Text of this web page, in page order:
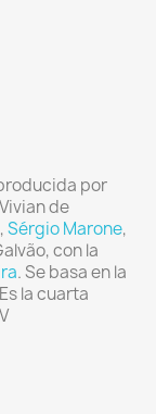
por
de
,Sérgio Marone,
con la
. Se basa en la
la cuarta